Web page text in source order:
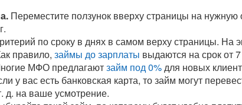
Переместите ползунок вверху страницы на
по сроку в днях в самом верху страницы.
правило, займы до зарплаты выдаются на срок от
МФО предлагаютзайм под 0%для новых
у вас есть банковская карта, то займ могут
д. на ваше усмотрение.